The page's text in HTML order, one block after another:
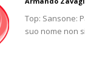
Top: Sansone:
suo nome non